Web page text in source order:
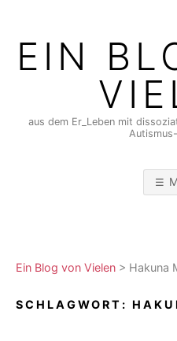
contentEIN
aus dem Er_Leben mit
Ein Blog von Vielen > Hakuna
SCHLAGWORT: